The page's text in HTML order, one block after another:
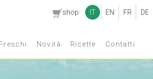
Novità Ricette Contatti
shop IT EN FR DE